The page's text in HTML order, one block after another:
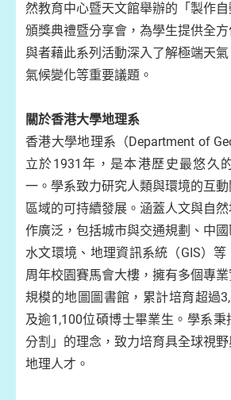
然教育中心暨天文館舉辦的「製作
頒獎典禮暨分享會，為學生提供全
與者藉此系列活動深入了解極端天
氣候變化等重要議題。
關於香港大學地理系
香港大學地理系（Department of
立於1931年，是本港歷史最悠久
一。學系致力研究人類與環境的互
區域的可持續發展。涵蓋人文與自
作廣泛，包括城市與交通規劃、中
水文環境、地理資訊系統（GIS）
周年校園賽馬會大樓，擁有多個專
規模的地圖圖書館，累計培育超過
及逾1,100位碩博士畢業生。學系
分割」的理念，致力培育具全球視
地理人才。